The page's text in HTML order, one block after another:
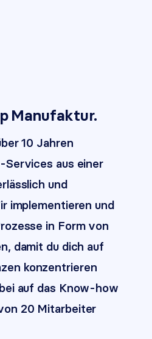
Manufaktur.​
10 Jahren
Services aus einer
und
implementieren und
in Form von
damit du dich auf
konzentrieren
auf das Know-how
20 Mitarbeiter